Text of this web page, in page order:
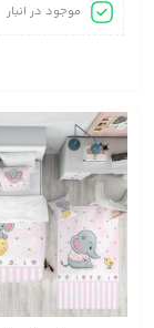
موجود در انبار